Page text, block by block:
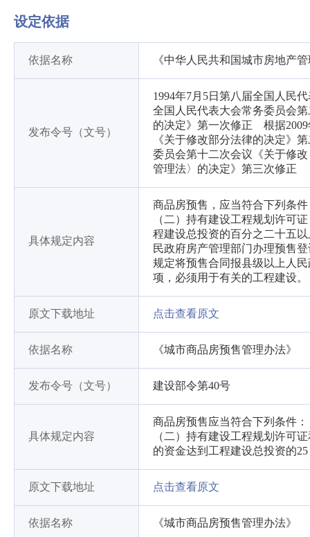
设定依据
依据名称 《中华人民共和国城市房地产
发布令号（文号）
1994年7月5日第八届全国人民
全国人民代表大会常务委员会
的决定》第一次修正 根据2009
《关于修改部分法律的决定》
委员会第十二次会议《关于修
管理法〉的决定》第三次修正
具体规定内容
商品房预售，应当符合下列条
（二）持有建设工程规划许可
程建设总投资的百分之二十五
民政府房产管理部门办理预售
规定将预售合同报县级以上人
项，必须用于有关的工程建设。
原文下载地址 点击查看原文
依据名称 《城市商品房预售管理办法》
发布令号（文号） 建设部令第40号
具体规定内容
商品房预售应当符合下列条件
（二）持有建设工程规划许可
的资金达到工程建设总投资的
原文下载地址 点击查看原文
依据名称 《城市商品房预售管理办法》